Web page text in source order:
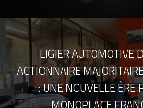
LIGIER AUTOMOTIVE
ACTIONNAIRE
: UNE NOUVELLE ÈRE
MONOPLACE